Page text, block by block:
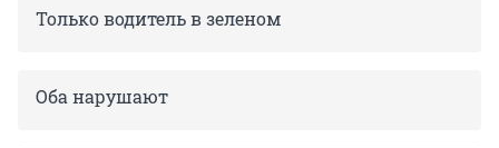
Только водитель в зеленом
Оба нарушают